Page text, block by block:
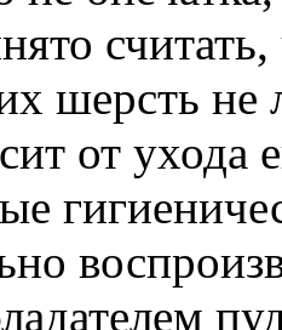
шерсть не
от ухода